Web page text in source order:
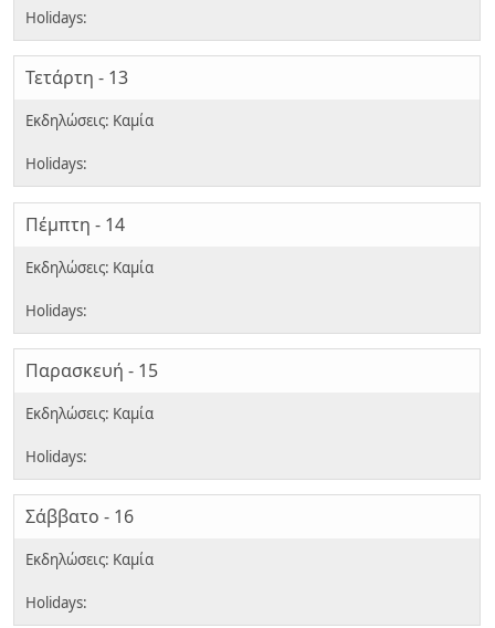
Τετάρτη - 13
Πέμπτη - 14
Παρασκευή - 15
Σάββατο - 16